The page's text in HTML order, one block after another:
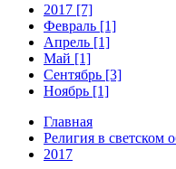
2017 [7]
Февраль [1]
Апрель [1]
Май [1]
Сентябрь [3]
Ноябрь [1]
Главная
Религия в светском
2017